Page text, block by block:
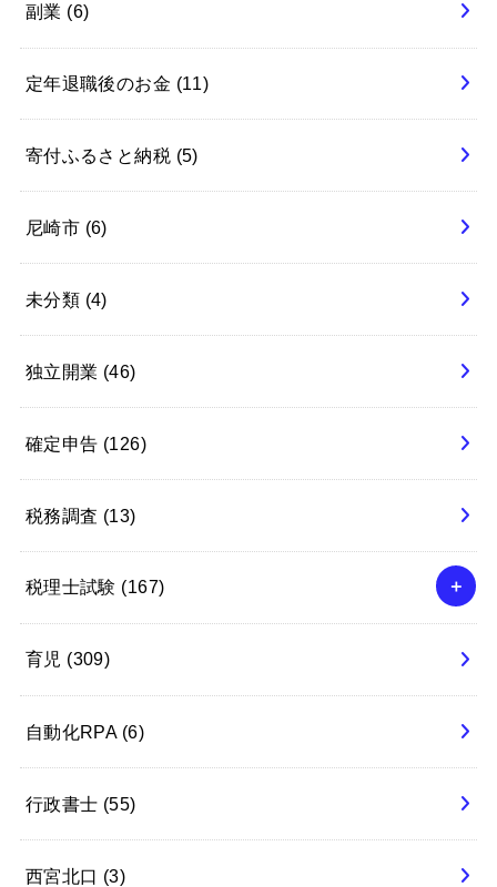
副業 (6)
定年退職後のお金 (11)
寄付ふるさと納税 (5)
尼崎市 (6)
未分類 (4)
独立開業 (46)
確定申告 (126)
税務調査 (13)
税理士試験 (167)
育児 (309)
自動化RPA (6)
行政書士 (55)
西宮北口 (3)